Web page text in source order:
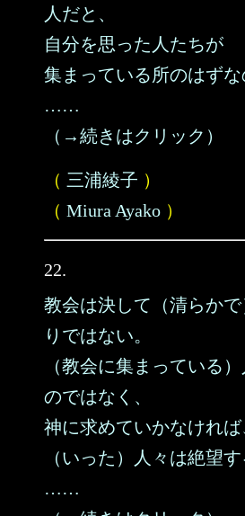
人だと、
自分を思った人たちが
集まっている所のはずな
……
（→続きはクリック）
（ 三浦綾子 ）
（ Miura Ayako ）
22.
教会は決して（清らか
りではない。
（教会に集まっている
のではなく、
神に求めていかなければ
（いった）人々は絶望
……